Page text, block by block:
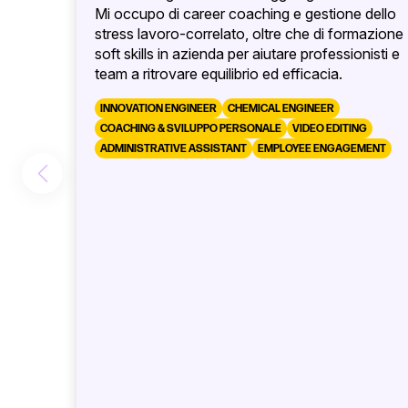
Mi occupo di career coaching e gestione dello
stress lavoro-correlato, oltre che di formazione
soft skills in azienda per aiutare professionisti e
team a ritrovare equilibrio ed efficacia.
INNOVATION ENGINEER
CHEMICAL ENGINEER
COACHING & SVILUPPO PERSONALE
VIDEO EDITING
ADMINISTRATIVE ASSISTANT
EMPLOYEE ENGAGEMENT